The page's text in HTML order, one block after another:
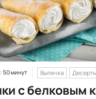
50 минут Выпечка
с белковым